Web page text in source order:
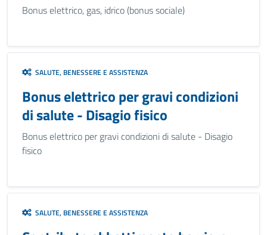
Bonus elettrico, gas, idrico (bonus sociale)
SALUTE, BENESSERE E ASSISTENZA
Bonus elettrico per gravi condizioni
di salute - Disagio fisico
Bonus elettrico per gravi condizioni di salute - Disagio
fisico
SALUTE, BENESSERE E ASSISTENZA